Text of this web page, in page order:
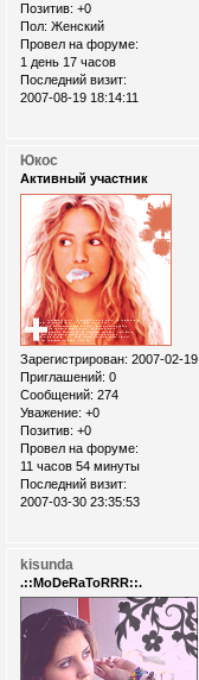
Позитив: +0
Пол: Женский
Провел на форуме:
1 день 17 часов
Последний визит:
2007-08-19 18:14:11
Юкос
Активный участник
Зарегистрирован: 2007-02-19
Приглашений: 0
Сообщений: 274
Уважение: +0
Позитив: +0
Провел на форуме:
11 часов 54 минуты
Последний визит:
2007-03-30 23:35:53
kisunda
.::MoDeRaToRRR::.